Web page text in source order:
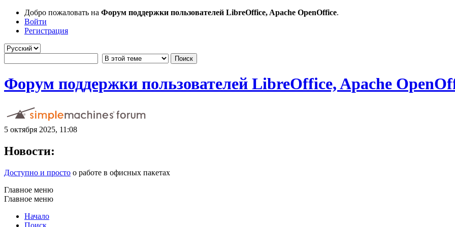
Добро пожаловать на Форум поддержки пользователей LibreOffice, Apache OpenOffice.
Войти
Регистрация
Форум поддержки пользователей LibreOffice, Apache
5 октября 2025, 11:08
Новости:
Доступно и просто о работе в офисных пакетах
Главное меню
Главное меню
Начало
Поиск